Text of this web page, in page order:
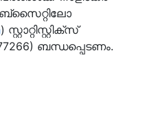
) സ്റ്റാറ്റിസ്റ്റിക്‌സ്
ബന്ധപ്പെടണം.